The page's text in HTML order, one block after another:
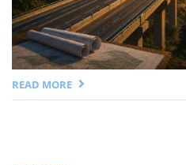
READ MORE